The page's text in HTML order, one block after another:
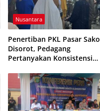
Nusantara
Penertiban PKL Pasar Sako
Disorot, Pedagang
Pertanyakan Konsistensi
Pungutan